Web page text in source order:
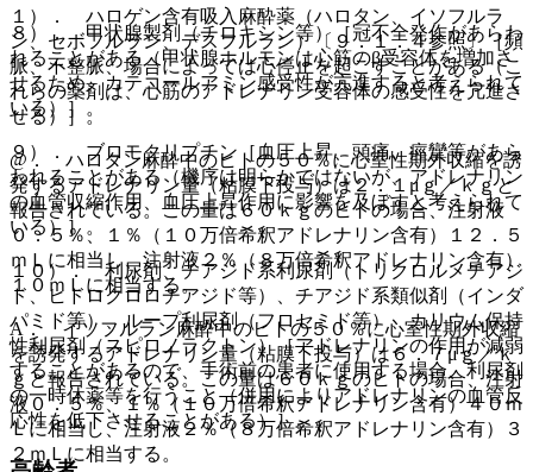
８）． 甲状腺製剤（チロキシン等）［冠不全発作があらわ
れることがある（甲状腺ホルモンは心筋のβ受容体を増加さ
せるため、カテコールアミン感受性が亢進すると考えられて
いる）］。
９）． ブロモクリプチン［血圧上昇、頭痛、痙攣等があら
われることがある（機序は明らかではないが、アドレナリン
の血管収縮作用、血圧上昇作用に影響を及ぼすと考えられて
いる）］。
１０）． 利尿剤、チアジド系利尿剤（トリクロルメチアジ
ド、ヒドロクロロチアジド等）、チアジド系類似剤（インダ
パミド等）、ループ利尿剤（フロセミド等）、カリウム保持
性利尿剤（スピロノラクトン）［アドレナリンの作用が減弱
することがあるので、手術前の患者に使用する場合、利尿剤
の一時休薬等を行うこと（併用によりアドレナリンの血管反
応性を低下させることがある）］。
１）． ハロゲン含有吸入麻酔薬（ハロタン、イソフルラ
ン、セボフルラン、デスフルラン）〔９．１．４参照〕［頻
脈、不整脈、場合によっては心停止を起こすことがある（こ
れらの薬剤は、心筋のアドレナリン受容体の感受性を亢進さ
せる）］。
@． ハロタン麻酔中のヒトの５０％に心室性期外収縮を誘
発するアドレナリン量（粘膜下投与）は２．１μｇ／ｋｇと
報告されている。この量は６０ｋｇのヒトの場合、注射液
０．５％、１％（１０万倍希釈アドレナリン含有）１２．５
ｍＬに相当し、注射液２％（８万倍希釈アドレナリン含有）
１０ｍＬに相当する。
A． イソフルラン麻酔中のヒトの５０％に心室性期外収縮
を誘発するアドレナリン量（粘膜下投与）は６．７μｇ／ｋ
ｇと報告されている。この量は６０ｋｇのヒトの場合、注射
液０．５％、１％（１０万倍希釈アドレナリン含有）４０ｍ
Ｌに相当し、注射液２％（８万倍希釈アドレナリン含有）３
２ｍＬに相当する。